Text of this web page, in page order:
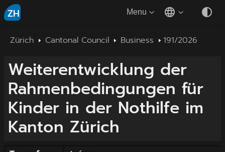
ZH Menu
Zürich Cantonal Council Business 191/2026
Weiterentwicklung der
Rahmenbedingungen für
Kinder in der Nothilfe im
Kanton Zürich